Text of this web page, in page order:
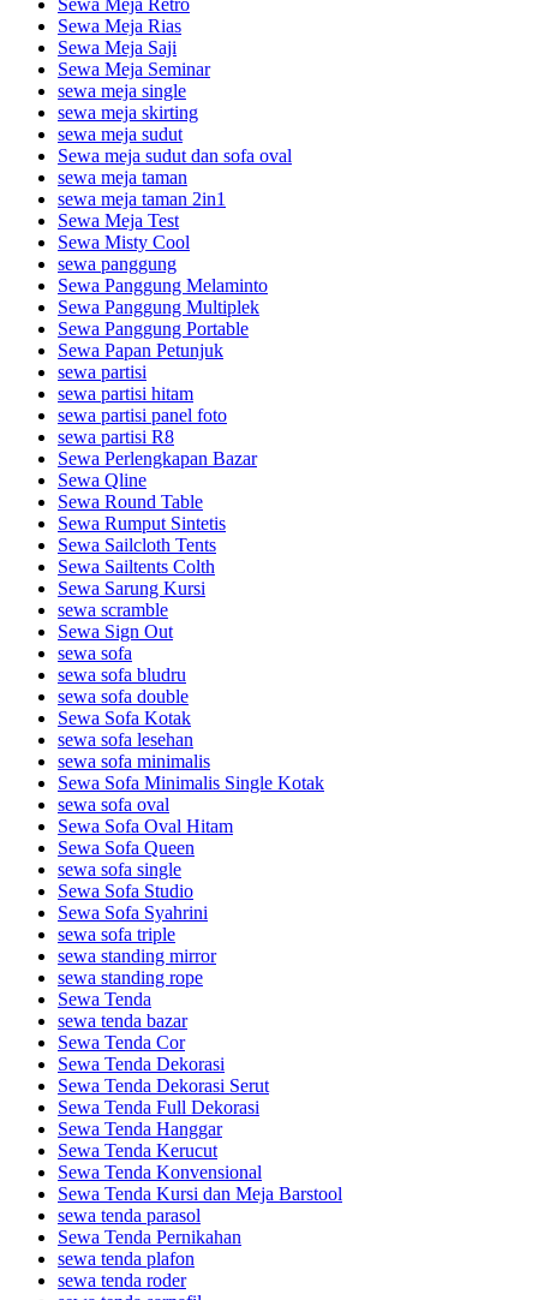
Sewa Meja Rias
Sewa Meja Saji
Sewa Meja Seminar
sewa meja single
sewa meja skirting
sewa meja sudut
Sewa meja sudut dan sofa oval
sewa meja taman
sewa meja taman 2in1
Sewa Meja Test
Sewa Misty Cool
sewa panggung
Sewa Panggung Melaminto
Sewa Panggung Multiplek
Sewa Panggung Portable
Sewa Papan Petunjuk
sewa partisi
sewa partisi hitam
sewa partisi panel foto
sewa partisi R8
Sewa Perlengkapan Bazar
Sewa Qline
Sewa Round Table
Sewa Rumput Sintetis
Sewa Sailcloth Tents
Sewa Sailtents Colth
Sewa Sarung Kursi
sewa scramble
Sewa Sign Out
sewa sofa
sewa sofa bludru
sewa sofa double
Sewa Sofa Kotak
sewa sofa lesehan
sewa sofa minimalis
Sewa Sofa Minimalis Single Kotak
sewa sofa oval
Sewa Sofa Oval Hitam
Sewa Sofa Queen
sewa sofa single
Sewa Sofa Studio
Sewa Sofa Syahrini
sewa sofa triple
sewa standing mirror
sewa standing rope
Sewa Tenda
sewa tenda bazar
Sewa Tenda Cor
Sewa Tenda Dekorasi
Sewa Tenda Dekorasi Serut
Sewa Tenda Full Dekorasi
Sewa Tenda Hanggar
Sewa Tenda Kerucut
Sewa Tenda Konvensional
Sewa Tenda Kursi dan Meja Barstool
sewa tenda parasol
Sewa Tenda Pernikahan
sewa tenda plafon
sewa tenda roder